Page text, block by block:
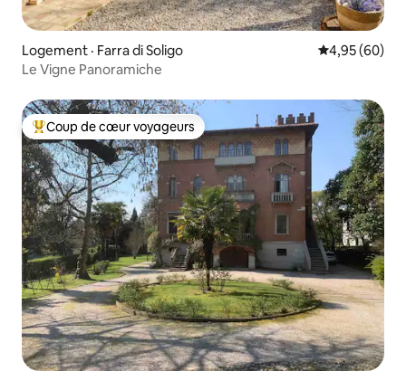
Logement · Farra di Soligo Note
4,95 (60)
Le Vigne Panoramiche
Coup de cœur voyageurs parmi les plus aimés
Coup de cœur voyageurs